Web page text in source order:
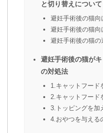
と切り替えについて
避妊手術後の猫向
避妊手術後の猫
避妊手術後の猫の
避妊手術後の猫が
の対処法
1.キャットフード
2.キャットフード
3.トッピングを加
4.おやつを与える